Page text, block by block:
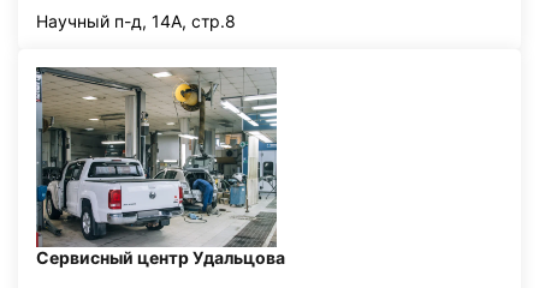
Научный п-д, 14А, стр.8
Сервисный центр Удальцова